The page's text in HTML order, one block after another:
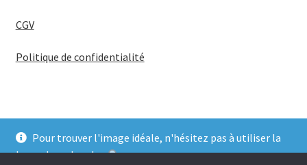
Pour trouver l'image idéale, n'hésitez pas à utiliser la
barre de recherche
CGV
Politique de confidentialité
© BadgeGirl® 2026